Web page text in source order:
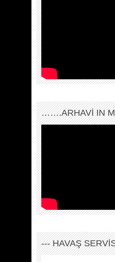
…….ARHAVI IN
--- HAVAŞ